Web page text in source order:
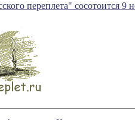
переплета" сосотоится 9